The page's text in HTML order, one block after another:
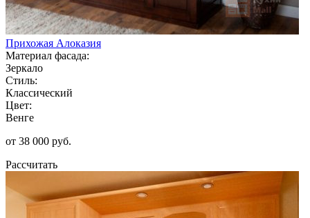
Прихожая Алоказия
Материал фасада:
Зеркало
Стиль:
Классический
Цвет:
Венге
от 38 000 руб.
Рассчитать